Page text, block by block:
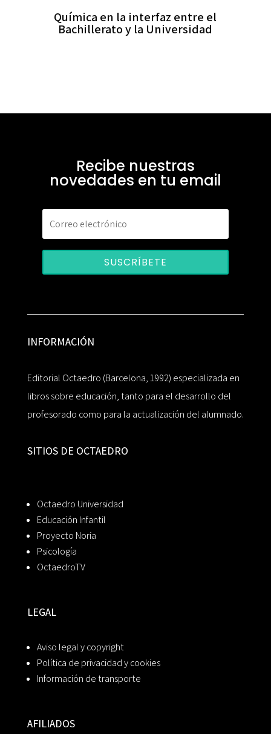
Química en la interfaz entre el
Bachillerato y la Universidad
Recibe nuestras
novedades en tu email
SUSCRÍBETE
INFORMACIÓN
Editorial Octaedro (Barcelona, 1992) especializada en
libros sobre educación, tanto para el desarrollo del
profesorado como para la actualización del alumnado.
SITIOS DE OCTAEDRO
Octaedro Universidad
Educación Infantil
Proyecto Noria
Psicología
OctaedroTV
LEGAL
Aviso legal y copyright
Política de privacidad y cookies
Información de transporte
AFILIADOS